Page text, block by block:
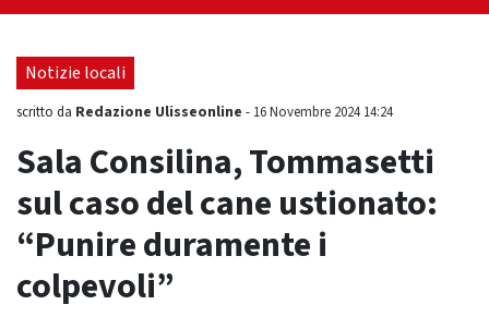
Notizie locali
scritto da Redazione Ulisseonline - 16 Novembre 2024 14:24
Sala Consilina, Tommasetti
sul caso del cane ustionato:
“Punire duramente i
colpevoli”